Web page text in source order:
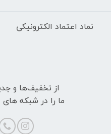
نماد اعتماد الکترونیکی
از تخفیف‌ها و
ما را در شبکه های